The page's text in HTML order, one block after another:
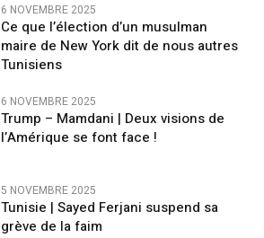
6 NOVEMBRE 2025
Ce que l’élection d’un musulman
maire de New York dit de nous autres
Tunisiens
6 NOVEMBRE 2025
Trump – Mamdani | Deux visions de
l’Amérique se font face !
5 NOVEMBRE 2025
Tunisie | Sayed Ferjani suspend sa
grève de la faim